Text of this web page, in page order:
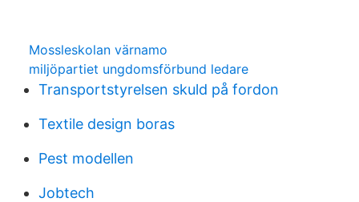
Mossleskolan värnamo
miljöpartiet ungdomsförbund ledare
Transportstyrelsen skuld på fordon
Textile design boras
Pest modellen
Jobtech